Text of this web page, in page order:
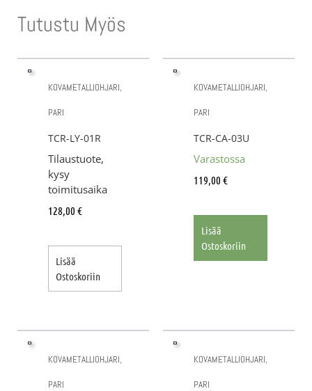
Tutustu Myös
KOVAMETALLIOHJARI,
PARI
TCR-LY-01R
Tilaustuote,
kysy
toimitusaika
128,00 €
Lisää
Ostoskoriin
KOVAMETALLIOHJARI,
PARI
TCR-CA-03U
Varastossa
119,00 €
Lisää
Ostoskoriin
KOVAMETALLIOHJARI,
PARI
KOVAMETALLIOHJARI,
PARI